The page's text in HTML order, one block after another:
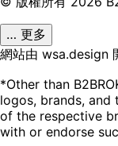
… 更多
網站由 wsa.design
*Other than
logos, brands,
of the respective
with or endorse